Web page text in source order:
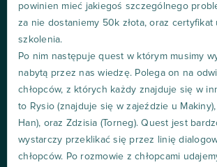
powinien mieć jakiegoś szczególnego
za nie dostaniemy 50k złota, oraz certyfikat
szkolenia.
Po nim następuje quest w którym musimy
nabytą przez nas wiedzę. Polega on na
chłopców, z których każdy znajduje się w
to Rysio (znajduje się w zajeździe u
Han), oraz Zdzisia (Torneg). Quest jest
wystarczy przeklikać się przez linię
chłopców. Po rozmowie z chłopcami